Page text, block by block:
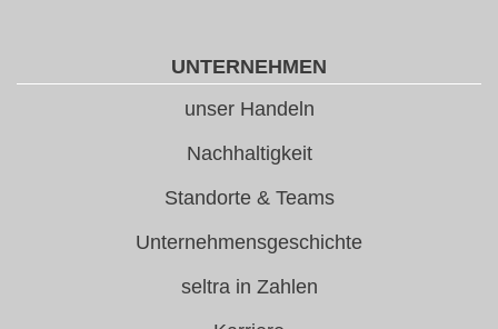
UNTERNEHMEN
unser Handeln
Nachhaltigkeit
Standorte & Teams
Unternehmensgeschichte
seltra in Zahlen